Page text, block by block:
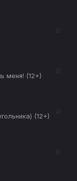
☆
меня! (12+)
☆
(12+)
☆
☆